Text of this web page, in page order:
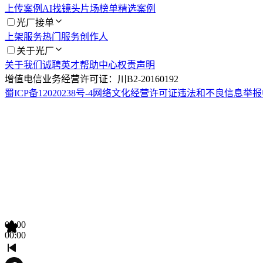
上传案例 AI找镜头片场榜单精选案例
光厂接单
上架服务热门服务创作人
关于光厂
关于我们 诚聘英才帮助中心权责声明
增值电信业务经营许可证：川B2-20160192
蜀ICP备12020238号-4网络文化经营许可证违法和不良信息举
00:00
00:00